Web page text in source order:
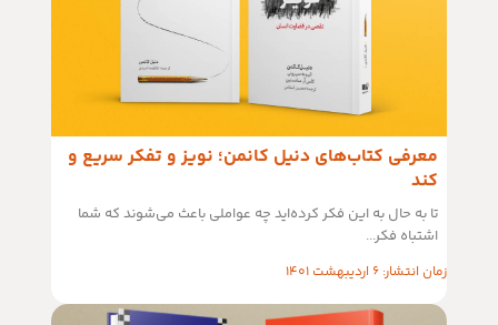
معرفی کتاب‌های دنیل کانمن؛ نویز و تفکر سریع و
کند
تا به حال به این فکر کرده‌اید چه عواملی باعث می‌شوند که شما
اشتباه فکر...
زمان انتشار: 6 اردیبهشت 1401